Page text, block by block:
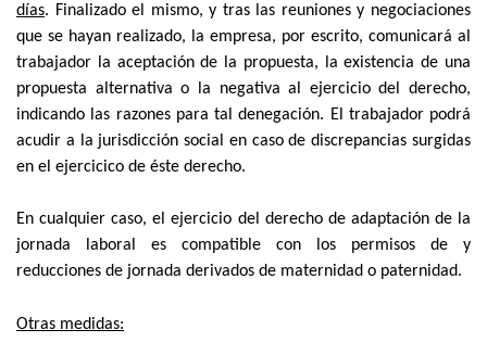
días. Finalizado el mismo, y tras las reuniones y negociaciones
que se hayan realizado, la empresa, por escrito, comunicará al
trabajador la aceptación de la propuesta, la existencia de una
propuesta alternativa o la negativa al ejercicio del derecho,
indicando las razones para tal denegación. El trabajador podrá
acudir a la jurisdicción social en caso de discrepancias surgidas
en el ejercicico de éste derecho.
En cualquier caso, el ejercicio del derecho de adaptación de la
jornada laboral es compatible con los permisos de y
reducciones de jornada derivados de maternidad o paternidad.
Otras medidas: